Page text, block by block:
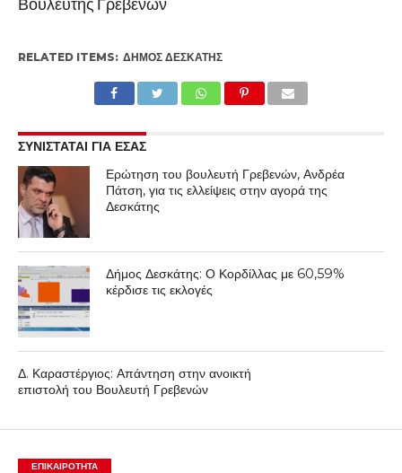
Βουλευτής Γρεβενών
RELATED ITEMS: ΔΉΜΟΣ ΔΕΣΚΆΤΗΣ
ΣΥΝΙΣΤΑΤΑΙ ΓΙΑ ΕΣΑΣ
Ερώτηση του βουλευτή Γρεβενών, Ανδρέα
Πάτση, για τις ελλείψεις στην αγορά της
Δεσκάτης
Δήμος Δεσκάτης: Ο Κορδίλλας με 60,59%
κέρδισε τις εκλογές
Δ. Καραστέργιος: Απάντηση στην ανοικτή
επιστολή του Βουλευτή Γρεβενών
ΕΠΙΚΑΙΡΟΤΗΤΑ